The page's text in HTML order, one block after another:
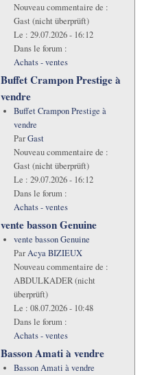
Nouveau commentaire de :
Gast (nicht überprüft)
Le : 29.07.2026 - 16:12
Dans le forum :
Achats - ventes
Buffet Crampon Prestige à
vendre
Buffet Crampon Prestige à
vendre
ParGast
Nouveau commentaire de :
Gast (nicht überprüft)
Le : 29.07.2026 - 16:12
Dans le forum :
Achats - ventes
vente basson Genuine
vente basson Genuine
ParAcya BIZIEUX
Nouveau commentaire de :
ABDULKADER (nicht
überprüft)
Le : 08.07.2026 - 10:48
Dans le forum :
Achats - ventes
Basson Amati à vendre
Basson Amati à vendre